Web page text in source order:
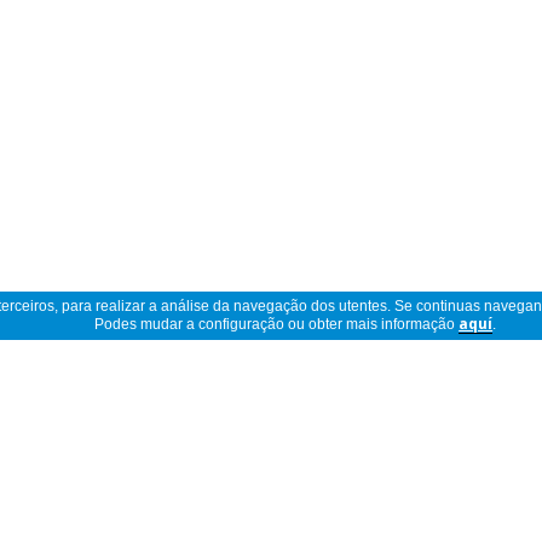
para realizar a análise da navegação dos utentes. Se continuas
Podes mudar a configuração ou obter mais informação aquí.